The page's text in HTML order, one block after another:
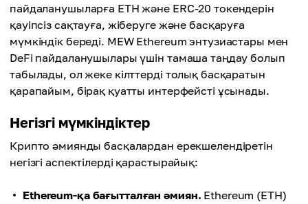
пайдаланушыларға ETH және ERC-20 токендерін
қауіпсіз сақтауға, жіберуге және басқаруға
мүмкіндік береді. MEW Ethereum энтузиастары мен
DeFi пайдаланушылары үшін тамаша таңдау болып
табылады, ол жеке кілттерді толық басқаратын
қарапайым, бірақ қуатты интерфейсті ұсынады.
Негізгі мүмкіндіктер
Крипто әмиянды басқалардан ерекшелендіретін
негізгі аспектілерді қарастырайық:
Ethereum-қа бағытталған әмиян. Ethereum (ETH)